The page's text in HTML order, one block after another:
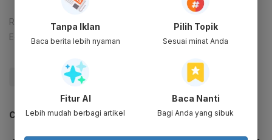
Reporter:
Andi M. Arief
Editor: Agustiyanti
#Maskapai
CEK JUGA DATA INI
Tanpa Iklan
Baca berita lebih nyaman
Pilih Topik
Sesuai minat Anda
Fitur AI
Lebih mudah berbagi artikel
Baca Nanti
Bagi Anda yang sibuk